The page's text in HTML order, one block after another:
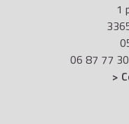
1
06 87 77
>